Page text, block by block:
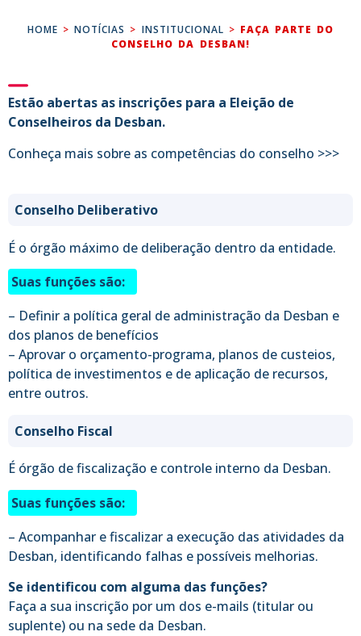
HOME >NOTÍCIAS > INSTITUCIONAL > FAÇA PARTE DO
CONSELHO DA DESBAN!
Estão abertas as inscrições para a Eleição de
Conselheiros da Desban.
Conheça mais sobre as competências do conselho >>>
Conselho Deliberativo
É o órgão máximo de deliberação dentro da entidade.
Suas funções são:
– Definir a política geral de administração da Desban e
dos planos de benefícios
– Aprovar o orçamento-programa, planos de custeios,
política de investimentos e de aplicação de recursos,
entre outros.
Conselho Fiscal
É órgão de fiscalização e controle interno da Desban.
Suas funções são:
– Acompanhar e fiscalizar a execução das atividades da
Desban, identificando falhas e possíveis melhorias.
Se identificou com alguma das funções?
Faça a sua inscrição por um dos e-mails (titular ou
suplente) ou na sede da Desban.